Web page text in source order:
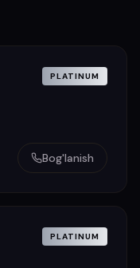
PLATINUM
Bog'lanish
PLATINUM